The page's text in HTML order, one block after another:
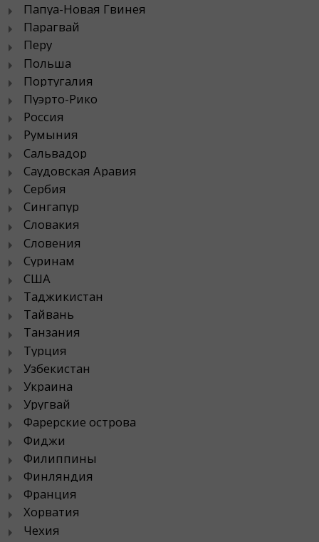
Папуа-Новая Гвинея
Парагвай
Перу
Польша
Португалия
Пуэрто-Рико
Россия
Румыния
Сальвадор
Саудовская Аравия
Сербия
Сингапур
Словакия
Словения
Суринам
США
Таджикистан
Тайвань
Танзания
Турция
Узбекистан
Украина
Уругвай
Фарерские острова
Фиджи
Филиппины
Финляндия
Франция
Хорватия
Чехия